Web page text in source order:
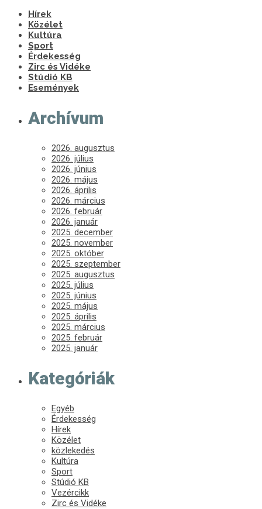
Hírek
Közélet
Kultúra
Sport
Érdekesség
Zirc és Vidéke
Stúdió KB
Események
Archívum
2026. augusztus
2026. július
2026. június
2026. május
2026. április
2026. március
2026. február
2026. január
2025. december
2025. november
2025. október
2025. szeptember
2025. augusztus
2025. július
2025. június
2025. május
2025. április
2025. március
2025. február
2025. január
Kategóriák
Egyéb
Érdekesség
Hírek
Közélet
közlekedés
Kultúra
Sport
Stúdió KB
Vezércikk
Zirc és Vidéke